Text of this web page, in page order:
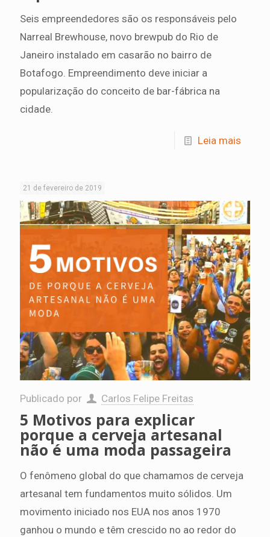
Seis empreendedores são os responsáveis pelo
Narreal Brewhouse, novo brewpub do Rio de
Janeiro instalado em casarão no bairro de
Botafogo. Empreendimento deve iniciar a
popularização do conceito de bar-fábrica na
cidade.
Leia mais
21 de fevereiro de 2019
Publicado por Carlos Felipe Freitas
5 Motivos para explicar
porque a cerveja artesanal
não é uma moda passageira
O fenômeno global do que chamamos de cerveja
artesanal tem fundamentos muito sólidos. Um
movimento iniciado nos EUA nos anos 1970
ganhou o mundo e têm crescido no ao redor do